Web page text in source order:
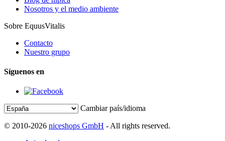
Nosotros y el medio ambiente
Sobre EquusVitalis
Contacto
Nuestro grupo
Síguenos en
Cambiar país/idioma
© 2010-2026 niceshops GmbH - All rights reserved.